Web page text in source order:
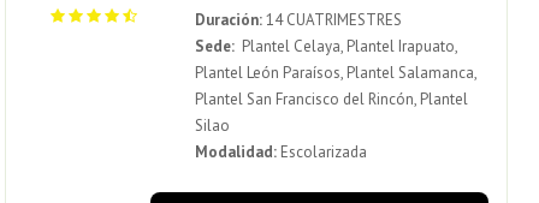
Duración:14 CUATRIMESTRES
Sede:Plantel Celaya, Plantel Irapuato,
Plantel León Paraísos, Plantel Salamanca,
Plantel San Francisco del Rincón, Plantel
Silao
Modalidad:Escolarizada